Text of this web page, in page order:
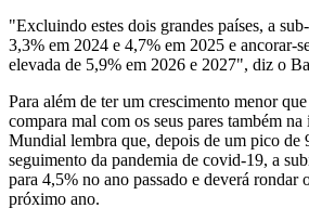
"Excluindo estes dois grandes países, a
3,3% em 2024 e 4,7% em 2025 e ancorar-
elevada de 5,9% em 2026 e 2027", diz o
Para além de ter um crescimento menor
compara mal com os seus pares também
Mundial lembra que, depois de um pico de
seguimento da pandemia de covid-19, a
para 4,5% no ano passado e deverá rondar
próximo ano.